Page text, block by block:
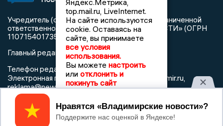
Владимирские новости»
Учредитель (соучредители): Общество с ограниченной
ответственностью «РЕГИОНАЛЬНЫЕ НОВОСТИ» (ОГРН
1107154017354)
Главный редактор: Мазов С. А.
Телефон редакции:8 (4922) 666916
Электронная почта редакции:info@newsvladimir.ru,
reklama@newsvladimir.ru
Регистрационный номер: серия Эл № ФС77-78858 от 4
августа 2020 г. согласно выписке из реестра
Яндекс.Метрика,
top.mail.ru, LiveInternet.
На сайте используются
cookie. Оставаясь на
сайте, вы принимаете
все условия
использования.
Вы можете настроить
или отклонить и
покинуть сайт
Принять